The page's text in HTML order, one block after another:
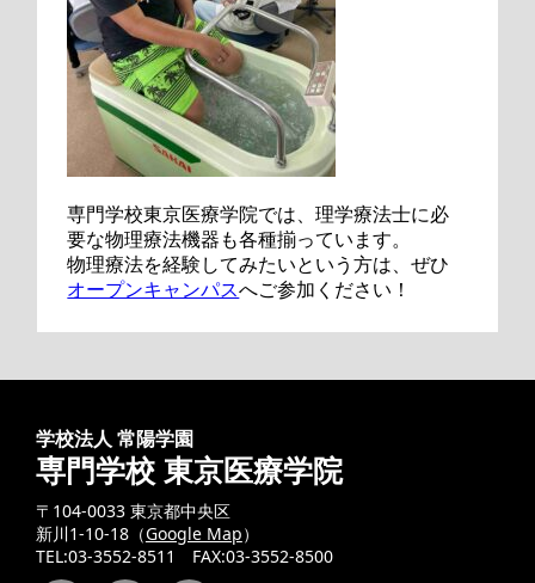
専門学校東京医療学院では、理学療法士に必
要な物理療法機器も各種揃っています。
物理療法を経験してみたいという方は、ぜひ
オープンキャンパスへご参加ください！
学校法人 常陽学園
専門学校 東京医療学院
〒104-0033 東京都中央区
新川1-10-18（Google Map）
TEL:03-3552-8511 FAX:03-3552-8500